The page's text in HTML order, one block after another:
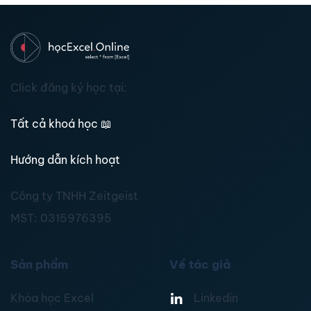
Click đăng ký học tại:
Tất cả khoá học 📖
Hướng dẫn kích hoạt
Công ty TNHH Zeitgeist
MST: 0315976395
Sản phẩm
Khóa học Excel
Về tác giả
Linkedin